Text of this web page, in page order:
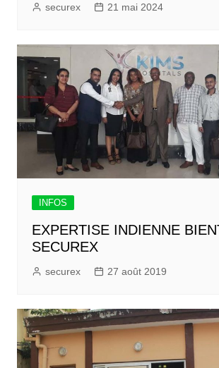
securex 21 mai 2024
INFOS
EXPERTISE INDIENNE
SECUREX
securex 27 août 2019